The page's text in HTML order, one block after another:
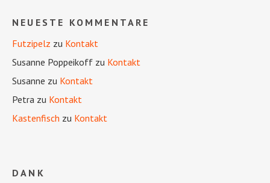
NEUESTE KOMMENTARE
Futzipelz zu Kontakt
Susanne Poppeikoff zu Kontakt
Susanne zu Kontakt
Petra zu Kontakt
Kastenfisch zu Kontakt
DANK